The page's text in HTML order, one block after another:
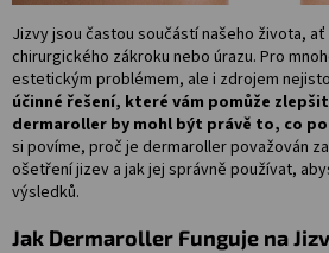
Jizvy jsou častou součástí našeho života,
chirurgického zákroku nebo úrazu. Pro
estetickým problémem, ale i zdrojem
účinné řešení, které vám pomůže
dermaroller by mohl být právě to, co
si povíme, proč je dermaroller považován
ošetření jizev a jak jej správně používat,
výsledků.
Jak Dermaroller Funguje na